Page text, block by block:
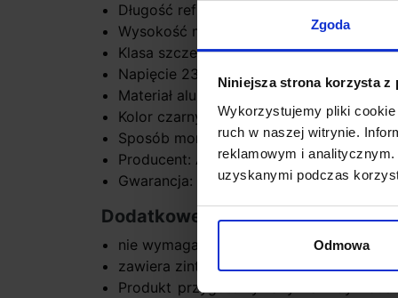
Zgoda
Niniejsza strona korzysta z
Wykorzystujemy pliki
ruch w naszej witrynie.
reklamowym i
uzyskanymi podczas
Odmowa
Długość reflektora 12cm
Wysokość max 19,3cm
Klasa szczelności IP20
Napięcie 230V
Materiał aluminium
Kolor czarny, biały, złoty, szary
Sposób montażu sufit
Producent: Aquaform
Gwarancja: 5 lat
Dodatkowe informacje:
nie wymaga zasilacza LED
zawiera zintegrowane źródło światła
Produkt przygotowywany na